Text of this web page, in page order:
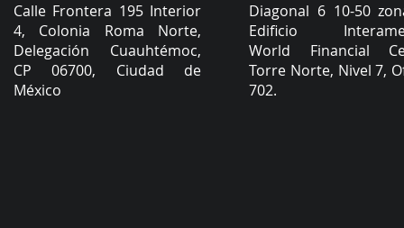
​Calle Frontera 195 Interior
4, Colonia Roma Norte,
Delegación Cuauhtémoc,
CP 06700, Ciudad de
México
Diagonal 6 10-50
Edificio
World Financial
Torre Norte, Nivel 7,
702.